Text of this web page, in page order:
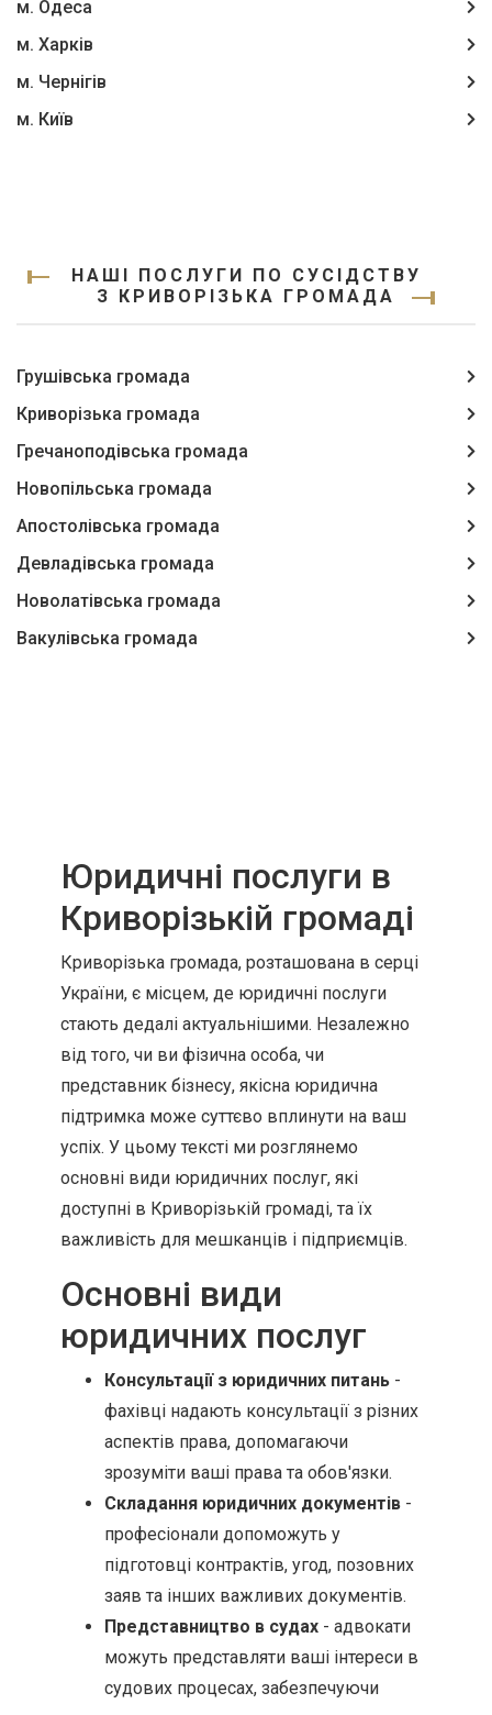
м. Одеса
м. Харків
м. Чернігів
м. Київ
НАШІ ПОСЛУГИ ПО СУСІДСТВУ
З КРИВОРІЗЬКА ГРОМАДА
Грушівська громада
Криворізька громада
Гречаноподівська громада
Новопільська громада
Апостолівська громада
Девладівська громада
Новолатівська громада
Вакулівська громада
Юридичні послуги в
Криворізькій громаді
Криворізька громада, розташована в серці
України, є місцем, де юридичні послуги
стають дедалі актуальнішими. Незалежно
від того, чи ви фізична особа, чи
представник бізнесу, якісна юридична
підтримка може суттєво вплинути на ваш
успіх. У цьому тексті ми розглянемо
основні види юридичних послуг, які
доступні в Криворізькій громаді, та їх
важливість для мешканців і підприємців.
Основні види
юридичних послуг
Консультації з юридичних питань -
фахівці надають консультації з різних
аспектів права, допомагаючи
зрозуміти ваші права та обов'язки.
Складання юридичних документів -
професіонали допоможуть у
підготовці контрактів, угод, позовних
заяв та інших важливих документів.
Представництво в судах - адвокати
можуть представляти ваші інтереси в
судових процесах, забезпечуючи